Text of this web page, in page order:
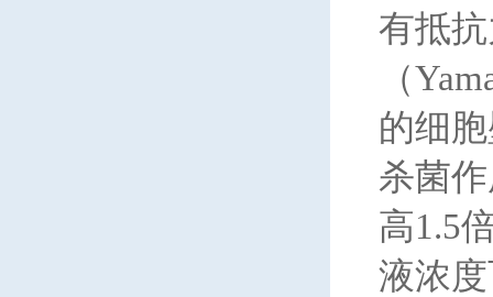
有抵
（
的细
杀菌
高1.5
液浓